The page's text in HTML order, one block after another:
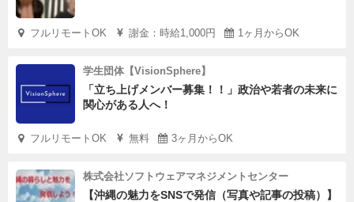
フルリモートOK 謝金：時給1,000円 1ヶ月からOK
学生団体【VisionSphere】
「立ち上げメンバー募集！！」政治や若者の未来に
関心がある人へ！
フルリモートOK 無料 3ヶ月からOK
株式会社ソフトウェアマネジメントセンター
【沖縄の魅力をSNSで発信（写真や記事の投稿）】